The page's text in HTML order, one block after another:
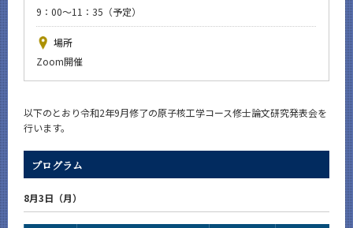
9：00～11：35（予定）
場所
Zoom開催
以下のとおり令和2年9月修了の原子核工学コース修士論文研究発表会を
行います。
プログラム
8月3日（月）
イベントカレンダー
Event Calendar
今後のイベント
年別アーカイブ